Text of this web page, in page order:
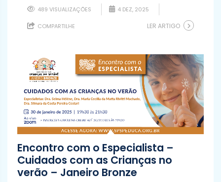
489 VISUALIZAÇÕES 4 DEZ, 2025
COMPARTILHE LER ARTIGO
Encontro com o Especialista –
Cuidados com as Crianças no
verão – Janeiro Bronze